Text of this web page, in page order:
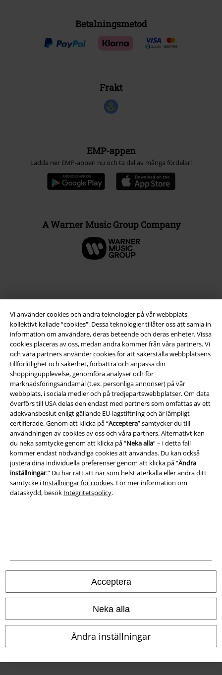
Vi använder cookies och andra teknologier på vår webbplats,
kollektivt kallade “cookies". Dessa teknologier tillåter oss att samla in
information om användare, deras beteende och deras enheter. Vissa
cookies placeras av oss, medan andra kommer från våra partners. Vi
och våra partners använder cookies för att säkerställa webbplatsens
tillförlitlighet och säkerhet, förbättra och anpassa din
shoppingupplevelse, genomföra analyser och för
marknadsföringsändamål (t.ex. personliga annonser) på vår
webbplats, i sociala medier och på tredjepartswebbplatser. Om data
överförs till USA delas den endast med partners som omfattas av ett
adekvansbeslut enligt gällande EU-lagstiftning och är lämpligt
certifierade. Genom att klicka på “Acceptera” samtycker du till
användningen av cookies av oss och våra partners. Alternativt kan
du neka samtycke genom att klicka på “Neka alla” – i detta fall
kommer endast nödvändiga cookies att användas. Du kan också
justera dina individuella preferenser genom att klicka på “Ändra
inställningar.” Du har rätt att när som helst återkalla eller ändra ditt
samtycke i Inställningar för cookies. För mer information om
dataskydd, besök Integritetspolicy.
Acceptera
Neka alla
Ändra inställningar
Betalningsmetod
Frakt
EMP-appen
Ladda ner EMP-appen nu och ta del av många fördelar!
A Warner Music Group Company
Juridisk information/Villkor
Villkor
Om oss
Ladda ner villkoren
Avfallshantering och miljöskydd
Försäkran om överensstämmelse
Information om tillgänglighet
Våra onlinebutiker